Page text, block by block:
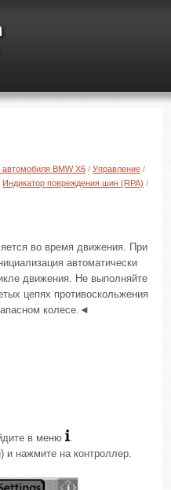
автомобиля BMW X6 /Управление /
Индикатор повреждения шин (RPA) /
во время движения. При
автоматически
движения. Не выполняйте
цепях противоскольжения
колесе.◄
в меню .
и нажмите на контроллер.